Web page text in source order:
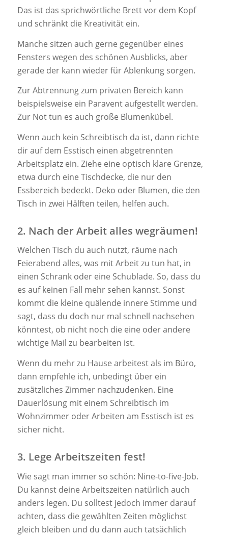
Das ist das sprichwörtliche Brett vor dem Kopf
und schränkt die Kreativität ein.
Manche sitzen auch gerne gegenüber eines
Fensters wegen des schönen Ausblicks, aber
gerade der kann wieder für Ablenkung sorgen.
Zur Abtrennung zum privaten Bereich kann
beispielsweise ein Paravent aufgestellt werden.
Zur Not tun es auch große Blumenkübel.
Wenn auch kein Schreibtisch da ist, dann richte
dir auf dem Esstisch einen abgetrennten
Arbeitsplatz ein. Ziehe eine optisch klare Grenze,
etwa durch eine Tischdecke, die nur den
Essbereich bedeckt. Deko oder Blumen, die den
Tisch in zwei Hälften teilen, helfen auch.
2. Nach der Arbeit alles wegräumen!
Welchen Tisch du auch nutzt, räume nach
Feierabend alles, was mit Arbeit zu tun hat, in
einen Schrank oder eine Schublade. So, dass du
es auf keinen Fall mehr sehen kannst. Sonst
kommt die kleine quälende innere Stimme und
sagt, dass du doch nur mal schnell nachsehen
könntest, ob nicht noch die eine oder andere
wichtige Mail zu bearbeiten ist.
Wenn du mehr zu Hause arbeitest als im Büro,
dann empfehle ich, unbedingt über ein
zusätzliches Zimmer nachzudenken. Eine
Dauerlösung mit einem Schreibtisch im
Wohnzimmer oder Arbeiten am Esstisch ist es
sicher nicht.
3. Lege Arbeitszeiten fest!
Wie sagt man immer so schön: Nine-to-five-Job.
Du kannst deine Arbeitszeiten natürlich auch
anders legen. Du solltest jedoch immer darauf
achten, dass die gewählten Zeiten möglichst
gleich bleiben und du dann auch tatsächlich